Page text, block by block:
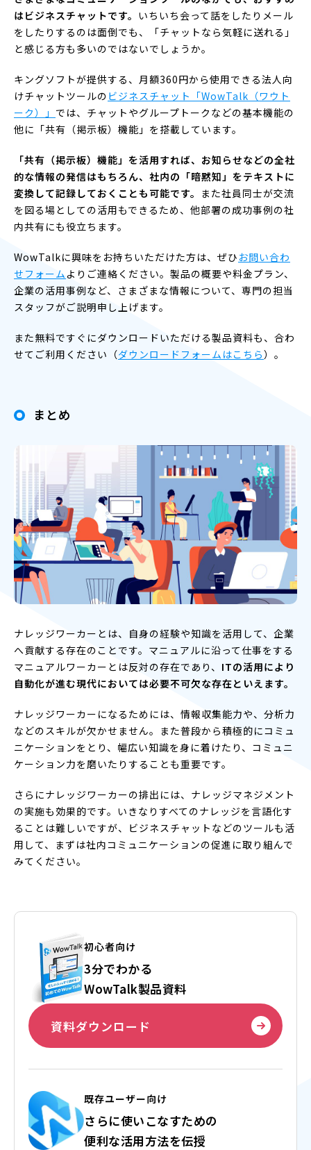
はビジネスチャットです。 いちいち会って話をしたりメール
をしたりするのは面倒でも、「チャットなら気軽に送れる」
と感じる方も多いのではないでしょうか。
キングソフトが提供する、月額360円から使用できる法人向
けチャットツールの ビジネスチャット「WowTalk（ワウト
ーク）」 では、チャットやグループトークなどの基本機能の
他に「共有（掲示板）機能」を搭載しています。
「共有（掲示板）機能」を活用すれば、お知らせなどの全社
的な情報の発信はもちろん、社内の「暗黙知」をテキストに
変換して記録しておくことも可能です。 また社員同士が交流
を図る場としての活用もできるため、他部署の成功事例の社
内共有にも役立ちます。
WowTalkに興味をお持ちいただけた方は、ぜひ お問い合わ
せフォームよりご連絡ください。製品の概要や料金プラン、
企業の活用事例など、さまざまな情報について、専門の担当
スタッフがご説明申し上げます。
また無料ですぐにダウンロードいただける製品資料も、合わ
せてご利用ください（ダウンロードフォームはこちら）。
まとめ
ナレッジワーカーとは、自身の経験や知識を活用して、企業
へ貢献する存在のことです。マニュアルに沿って仕事をする
マニュアルワーカーとは反対の存在であり、 ITの活用により
自動化が進む現代においては必要不可欠な存在といえます。
ナレッジワーカーになるためには、情報収集能力や、分析力
などのスキルが欠かせません。また普段から積極的にコミュ
ニケーションをとり、幅広い知識を身に着けたり、コミュニ
ケーション力を磨いたりすることも重要です。
さらにナレッジワーカーの排出には、ナレッジマネジメント
の実施も効果的です。いきなりすべてのナレッジを言語化す
ることは難しいですが、ビジネスチャットなどのツールも活
用して、まずは社内コミュニケーションの促進に取り組んで
みてください。
初心者向け
3分でわかる
WowTalk製品資料
資料ダウンロード
既存ユーザー向け
さらに使いこなすための
便利な活用方法を伝授